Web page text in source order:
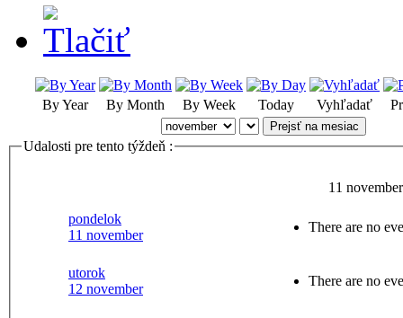
By Year By Month By Week Today Vyhľadať
Prejsť na mesiac
Udalosti pre tento týždeň :
11
pondelok
11 november
There are no
utorok
12 november
There are no